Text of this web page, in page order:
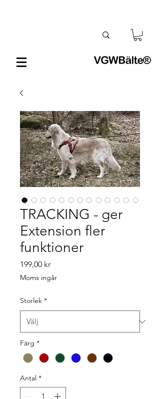
TRACKING - ger
Extension fler
funktioner
199,00 krPris
Moms ingår
Storlek *
Färg *
Antal *